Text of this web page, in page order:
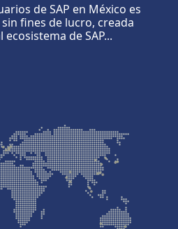
de SAP en México es
fines de lucro, creada
de SAP...